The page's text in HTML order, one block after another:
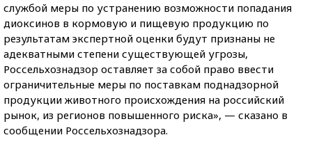
службой меры по устранению возможности попадания
диоксинов в кормовую и пищевую продукцию по
результатам экспертной оценки будут признаны не
адекватными степени существующей угрозы,
Россельхознадзор оставляет за собой право ввести
ограничительные меры по поставкам поднадзорной
продукции животного происхождения на российский
рынок, из регионов повышенного риска», — сказано в
сообщении Россельхознадзора.